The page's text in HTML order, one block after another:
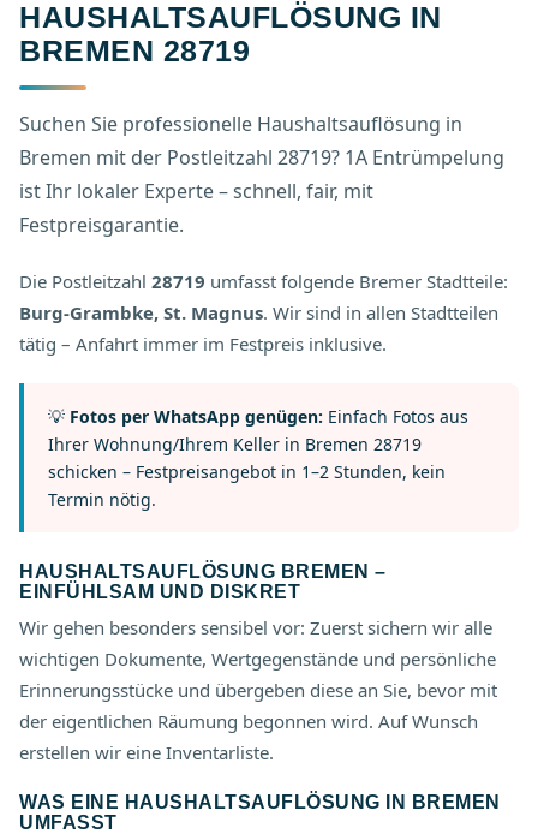
HAUSHALTSAUFLÖSUNG IN
BREMEN 28719
Suchen Sie professionelle Haushaltsauflösung in
Bremen mit der Postleitzahl 28719? 1A Entrümpelung
ist Ihr lokaler Experte – schnell, fair, mit
Festpreisgarantie.
Die Postleitzahl 28719 umfasst folgende Bremer Stadtteile:
Burg-Grambke, St. Magnus. Wir sind in allen Stadtteilen
tätig – Anfahrt immer im Festpreis inklusive.
💡 Fotos per WhatsApp genügen: Einfach Fotos aus
Ihrer Wohnung/Ihrem Keller in Bremen 28719
schicken – Festpreisangebot in 1–2 Stunden, kein
Termin nötig.
HAUSHALTSAUFLÖSUNG BREMEN –
EINFÜHLSAM UND DISKRET
Wir gehen besonders sensibel vor: Zuerst sichern wir alle
wichtigen Dokumente, Wertgegenstände und persönliche
Erinnerungsstücke und übergeben diese an Sie, bevor mit
der eigentlichen Räumung begonnen wird. Auf Wunsch
erstellen wir eine Inventarliste.
WAS EINE HAUSHALTSAUFLÖSUNG IN BREMEN
UMFASST